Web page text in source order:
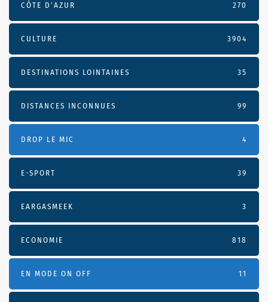
CÔTE D’AZUR 270
CULTURE 3904
DESTINATIONS LOINTAINES 35
DISTANCES INCONNUES 99
DROP LE MIC 4
E-SPORT 39
EARGASMEEK 3
ECONOMIE 818
EN MODE ON OFF 11